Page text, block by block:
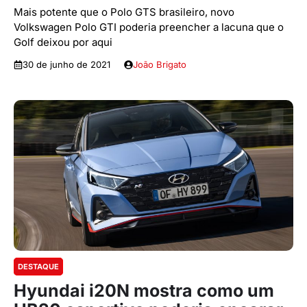
Mais potente que o Polo GTS brasileiro, novo
Volkswagen Polo GTI poderia preencher a lacuna que o
Golf deixou por aqui
30 de junho de 2021 João Brigato
DESTAQUE
Hyundai i20N mostra como um